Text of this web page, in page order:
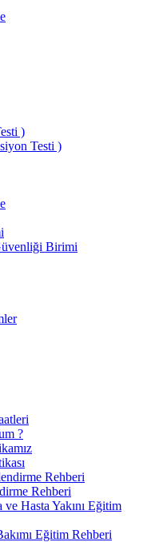
)
Testi )
Birimi
?
Rehberi
Rehberi
Hasta Yakını Eğitim
Eğitim Rehberi